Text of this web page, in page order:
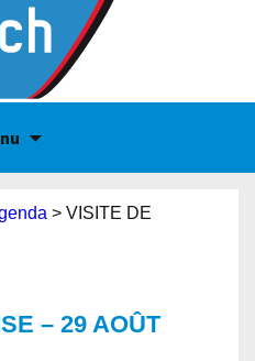
> VISITE DE
– 29 AOÛT